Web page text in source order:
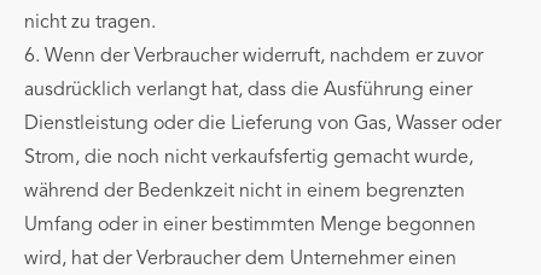
nicht zu tragen.
6. Wenn der Verbraucher widerruft, nachdem er zuvor
ausdrücklich verlangt hat, dass die Ausführung einer
Dienstleistung oder die Lieferung von Gas, Wasser oder
Strom, die noch nicht verkaufsfertig gemacht wurde,
während der Bedenkzeit nicht in einem begrenzten
Umfang oder in einer bestimmten Menge begonnen
wird, hat der Verbraucher dem Unternehmer einen